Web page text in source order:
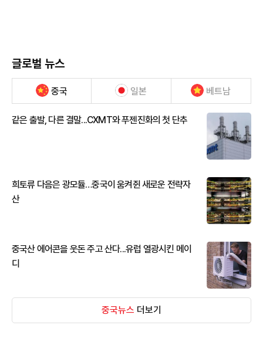
글로벌 뉴스
중국 일본 베트남
같은 출발, 다른 결말...CXMT와 푸젠진화의 첫 단추
희토류 다음은 광모듈…중국이 움켜쥔 새로운 전략자
산
중국산 에어콘을 웃돈 주고 산다...유럽 열광시킨 메이
디
중국뉴스 더보기